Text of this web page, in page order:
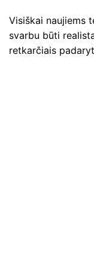
Visiškai naujiems
svarbu būti
retkarčiais